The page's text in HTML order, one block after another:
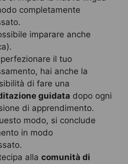
completamente
imparare anche
il tuo
hai anche la
di fare una
guidata dopo ogni
di apprendimento.
modo, si conclude
in modo
alla comunità di